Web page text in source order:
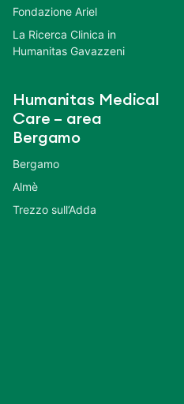
Fondazione Ariel
La Ricerca Clinica in
Humanitas Gavazzeni
Humanitas Medical
Care – area
Bergamo
Bergamo
Almè
Trezzo sull’Adda